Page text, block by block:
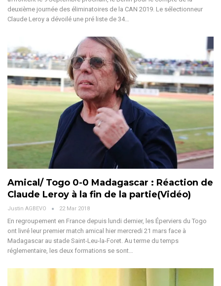
deuxième journée des éliminatoires de la CAN 2019. Le sélectionneur
Claude Leroy a dévoilé une pré liste de 34…
Amical/ Togo 0-0 Madagascar : Réaction de
Claude Leroy à la fin de la partie(Vidéo)
Justin AGBEVO 22 Mar 2018
En regroupement en France depuis lundi dernier, les Éperviers du Togo
ont livré leur premier match amical hier mercredi 21 mars face à
Madagascar au stade Saint-Leu-la-Foret. Au terme du temps
réglementaire, les deux formations se sont…